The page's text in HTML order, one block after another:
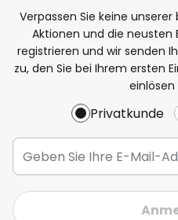
Verpassen Sie keine
Aktionen und die
registrieren und wir senden
zu, den Sie bei Ihrem ersten
Privatkunde